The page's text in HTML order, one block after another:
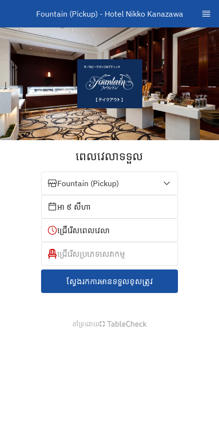
Fountain (Pickup) - Hotel Nikko Kanazawa
ពេលវេលាទទួល
Fountain (Pickup)
អា ៩ សីហា
ជ្រើរើសពេលវេលា
ជ្រើរើសប្រភេទសេវាកម្ម
ស្វែងរកការមានទទួលខុសត្រូវ
គាំទ្រដោយ